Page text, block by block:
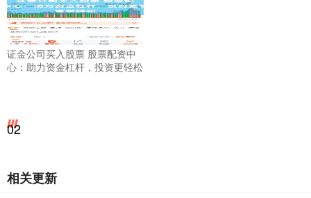
证金公司买入股票 股票配资中
心：助力资金杠杆，投资更轻松
02
相关更新